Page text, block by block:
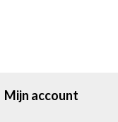
Mijn account